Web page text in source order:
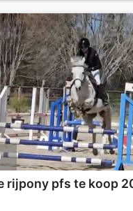
rijpony pfs te koop